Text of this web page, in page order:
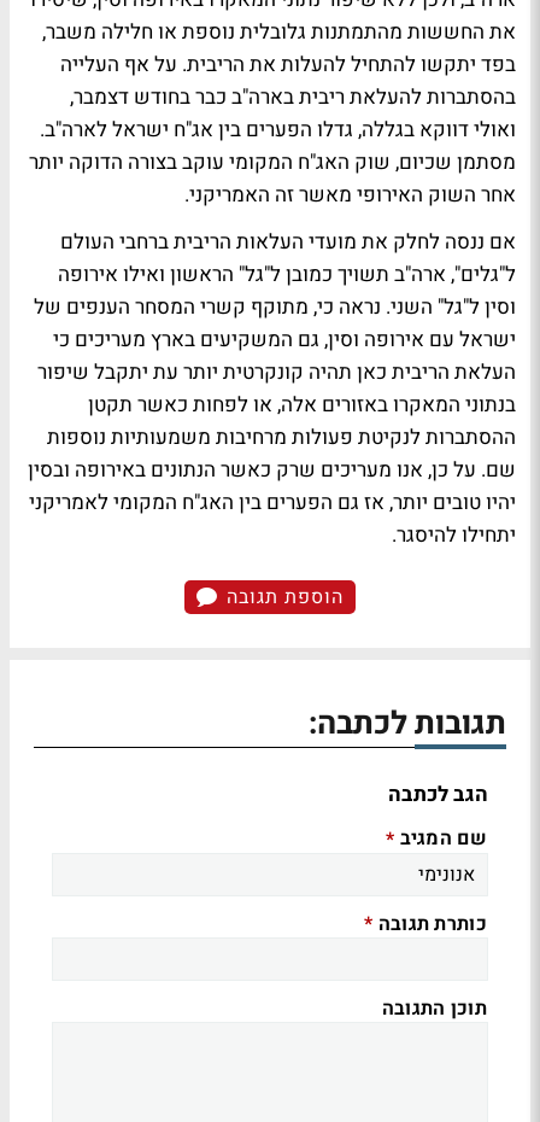
את החששות מהתמתנות גלובלית נוספת או חלילה משבר,
בפד יתקשו להתחיל להעלות את הריבית. על אף העלייה
בהסתברות להעלאת ריבית בארה"ב כבר בחודש דצמבר,
ואולי דווקא בגללה, גדלו הפערים בין אג"ח ישראל לארה"ב.
מסתמן שכיום, שוק האג"ח המקומי עוקב בצורה הדוקה יותר
אחר השוק האירופי מאשר זה האמריקני.
אם ננסה לחלק את מועדי העלאות הריבית ברחבי העולם
ל"גלים", ארה"ב תשויך כמובן ל"גל" הראשון ואילו אירופה
וסין ל"גל" השני. נראה כי, מתוקף קשרי המסחר הענפים של
ישראל עם אירופה וסין, גם המשקיעים בארץ מעריכים כי
העלאת הריבית כאן תהיה קונקרטית יותר עת יתקבל שיפור
בנתוני המאקרו באזורים אלה, או לפחות כאשר תקטן
ההסתברות לנקיטת פעולות מרחיבות משמעותיות נוספות
שם. על כן, אנו מעריכים שרק כאשר הנתונים באירופה ובסין
יהיו טובים יותר, אז גם הפערים בין האג"ח המקומי לאמריקני
יתחילו להיסגר.
הוספת תגובה
תגובות לכתבה:
הגב לכתבה
שם המגיב *
כותרת תגובה *
תוכן התגובה